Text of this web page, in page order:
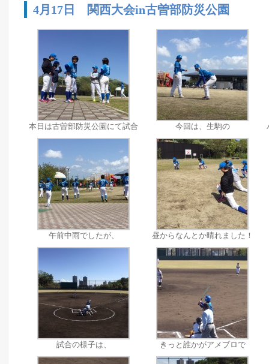
4月17日 関西大会in古曽部防災公園
本日は古曽部防災公園にて試合 今回は、生駒の
午前中雨でしたが、 昼からなんとか晴れました！
試合の様子は、 きっと誰かがアメブロで